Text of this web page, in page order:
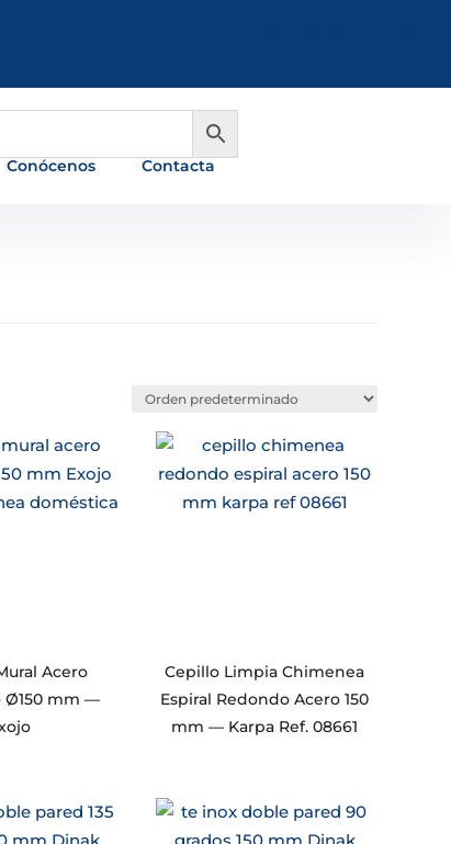
Conócenos Contacta
Acero
Ø150 mm —
Cepillo Limpia Chimenea
Espiral Redondo Acero 150
mm — Karpa Ref. 08661